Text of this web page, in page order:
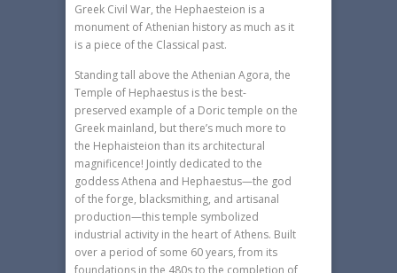
Greek Civil War, the Hephaesteion is a
monument of Athenian history as much as it
is a piece of the Classical past.
Standing tall above the Athenian Agora, the
Temple of Hephaestus is the best-
preserved example of a Doric temple on the
Greek mainland, but there’s much more to
the Hephaisteion than its architectural
magnificence! Jointly dedicated to the
goddess Athena and Hephaestus—the god
of the forge, blacksmithing, and artisanal
production—this temple symbolized
industrial activity in the heart of Athens. Built
over a period of some 60 years, from its
foundations in the 480s to the completion of